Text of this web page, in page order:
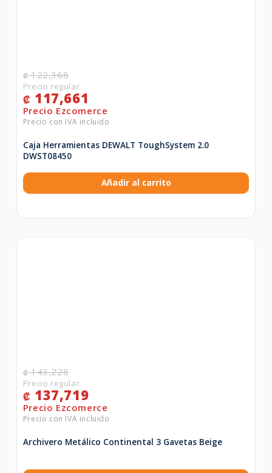
₡122,368
₡ 117,661
Caja Herramientas DEWALT ToughSystem 2.0
DWST08450
Añadir al carrito
₡143,228
₡ 137,719
Archivero Metálico Continental 3 Gavetas Beige